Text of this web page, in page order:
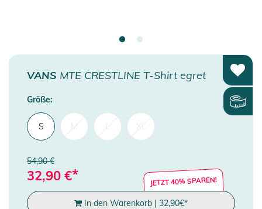
VANS MTE CRESTLINE T-Shirt egret
Größe:
S
54,90 €
32,90 €* JETZT 40% SPAREN!
In den Warenkorb | 32,90€*